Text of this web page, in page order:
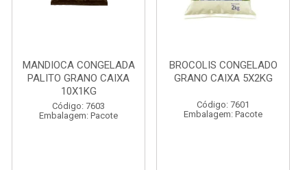
MANDIOCA CONGELADA
PALITO GRANO CAIXA
10X1KG
Código: 7603
Embalagem: Pacote
BROCOLIS CONGELADO
GRANO CAIXA 5X2KG
Código: 7601
Embalagem: Pacote